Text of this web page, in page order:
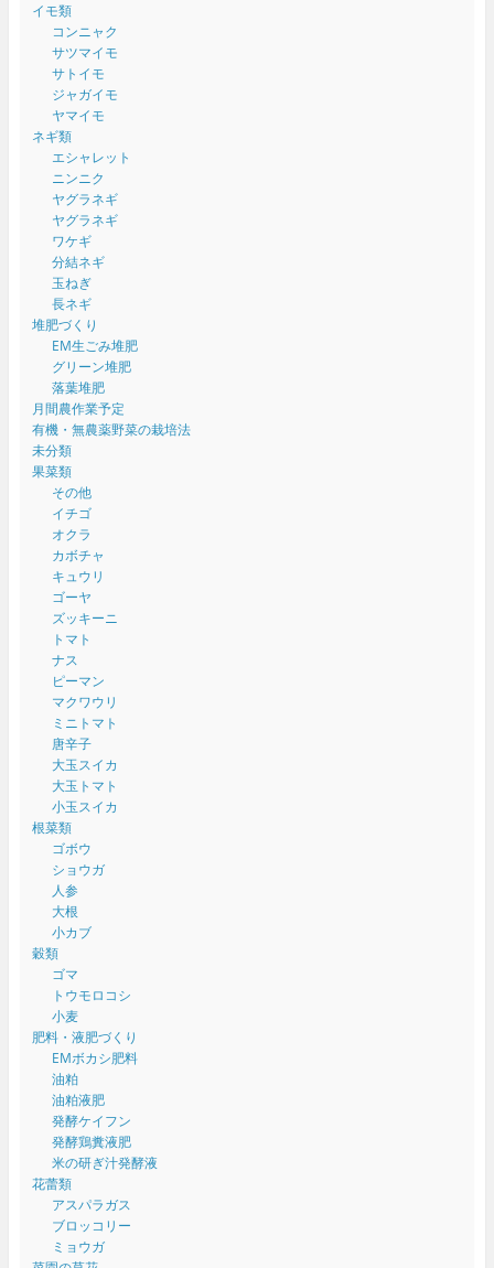
イモ類
コンニャク
サツマイモ
サトイモ
ジャガイモ
ヤマイモ
ネギ類
エシャレット
ニンニク
ヤグラネギ
ヤグラネギ
ワケギ
分結ネギ
玉ねぎ
長ネギ
堆肥づくり
EM生ごみ堆肥
グリーン堆肥
落葉堆肥
月間農作業予定
有機・無農薬野菜の栽培法
未分類
果菜類
その他
イチゴ
オクラ
カボチャ
キュウリ
ゴーヤ
ズッキーニ
トマト
ナス
ピーマン
マクワウリ
ミニトマト
唐辛子
大玉スイカ
大玉トマト
小玉スイカ
根菜類
ゴボウ
ショウガ
人参
大根
小カブ
穀類
ゴマ
トウモロコシ
小麦
肥料・液肥づくり
EMボカシ肥料
油粕
油粕液肥
発酵ケイフン
発酵鶏糞液肥
米の研ぎ汁発酵液
花蕾類
アスパラガス
ブロッコリー
ミョウガ